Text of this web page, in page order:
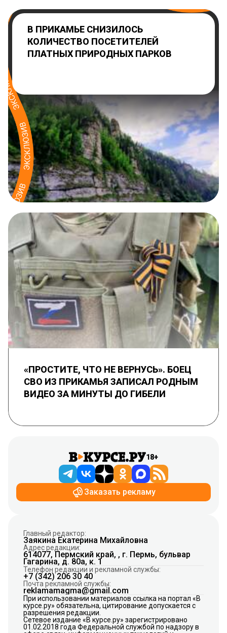
В ПРИКАМЬЕ СНИЗИЛОСЬ
КОЛИЧЕСТВО ПОСЕТИТЕЛЕЙ
ПЛАТНЫХ ПРИРОДНЫХ ПАРКОВ
«ПРОСТИТЕ, ЧТО НЕ ВЕРНУСЬ». БОЕЦ
СВО ИЗ ПРИКАМЬЯ ЗАПИСАЛ РОДНЫМ
ВИДЕО ЗА МИНУТЫ ДО ГИБЕЛИ
18+
Заказать рекламу
Главный редактор:
Заякина Екатерина Михайловна
Адрес редакции:
614077, Пермский край, , г. Пермь, бульвар
Гагарина, д. 80а, к. 1
Телефон редакции и рекламной службы:
+7 (342) 206 30 40
Почта рекламной службы:
reklamamagma@gmail.com
При использовании материалов ссылка на портал «В
курсе.ру» обязательна, цитирование допускается с
разрешения редакции.
Сетевое издание «В курсе.ру» зарегистрировано
01.02.2018 года Федеральной службой по надзору в